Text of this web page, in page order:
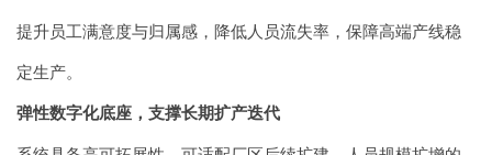
提升员工满意度与归属感，降低人员流失率，保障高端产线稳
定生产。
弹性数字化底座，支撑长期扩产迭代